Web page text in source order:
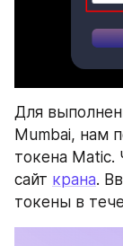
Для
Mumbai, нам
токена Matic.
сайт крана.
токены в